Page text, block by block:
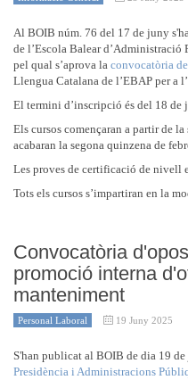
Al BOIB núm. 76 del 17 de juny
de l’Escola Balear
pel qual s’aprova la convocatòria
Llengua Catalana de l’EBAP per a
El termini d’inscripció és del 18
Els cursos començaran a partir de
acabaran la segona quinzena de
Les proves de certificació de nivell
Tots els cursos s’impartiran en la
Convocatòria
promoció interna
manteniment
Personal Laboral 19 Juny 2025
S'han publicat al BOIB de dia 19
Presidència i Administracions